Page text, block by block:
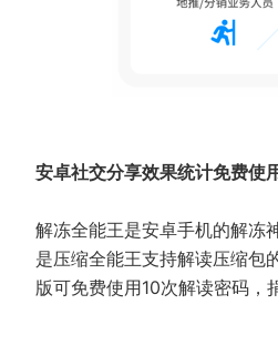
安卓社交分享效果统计免费使
解冻全能王是安卓手机的解冻
是压缩全能王支持解读压缩包
版可免费使用10次解读密码，